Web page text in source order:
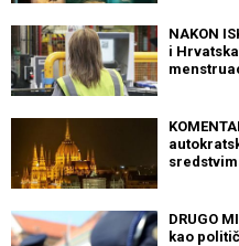
NAKON
i
DRUGO
kao